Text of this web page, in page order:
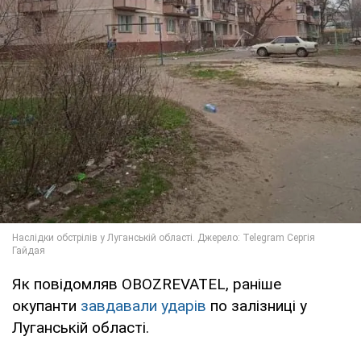
Як повідомляв OBOZREVATEL, раніше
окупанти завдавали ударів по залізниці у
Луганській області.